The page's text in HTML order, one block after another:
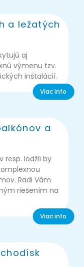
a ležatých
aj
výmenu tzv.
inštalácií.
Viac info
a
resp. lodžií by
Radi Vám
riešením na
Viac info